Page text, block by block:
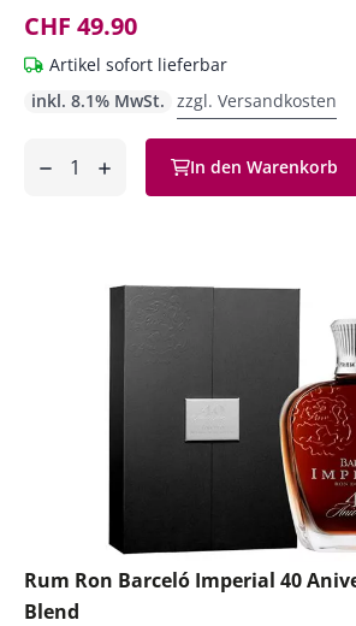
CHF 49.90
Artikel sofort lieferbar
inkl. 8.1% MwSt. zzgl. Versandkosten
hinzufügen
In den Warenkorb
Rum Ron Barceló Imperial 40
Blend